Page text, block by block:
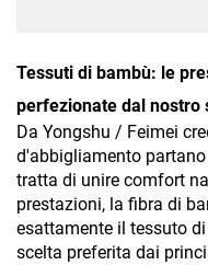
Tessuti di bambù: le
perfezionate dal nostro
Da Yongshu / Feimei
d'abbigliamento
tratta di unire comfort
prestazioni, la fibra di
esattamente il tessuto
scelta preferita dai